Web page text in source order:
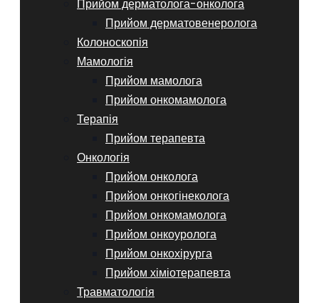
Прийом дерматолога-онколога
Прийом дерматовенеролога
Колоноскопія
Мамологія
Прийом мамолога
Прийом онкомамолога
Терапія
Прийом терапевта
Онкологія
Прийом онколога
Прийом онкогінеколога
Прийом онкомамолога
Прийом онкоуролога
Прийом онкохірурга
Прийом хіміотерапевта
Травматологія